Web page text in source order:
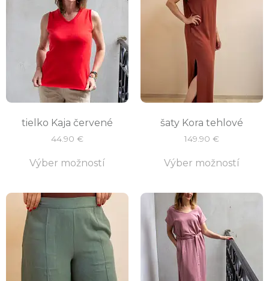
tielko Kaja červené
44.90 €
Výber možností
šaty Kora tehlové
149.90 €
Výber možností